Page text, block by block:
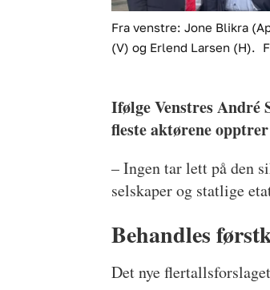
Fra venstre: Jone Blikra
(V) og Erlend Larsen (H).
Ifølge Venstres André
fleste aktørene
– Ingen tar lett på den
selskaper og statlige
Behandles
Det nye